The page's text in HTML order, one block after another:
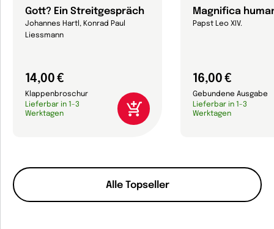
Alle Topseller
Gott? Ein Streitgespräch
Johannes Hartl, Konrad Paul
Liessmann
14,00 €
Klappenbroschur
Lieferbar in 1-3
Werktagen
Magnifica
Papst Leo XIV.
16,00 €
Gebundene Ausgabe
Lieferbar in 1-3
Werktagen